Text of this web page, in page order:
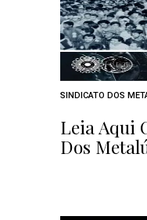
SINDICATO DOS
Leia Aqui
Dos